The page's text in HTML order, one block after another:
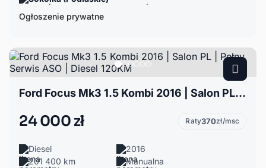
Ogłoszenie prywatne
Ford Focus Mk3 1.5 Kombi 2016 | Salon PL | Pełny Serwis ASO | Diesel 120KM
24 000 zł Raty370zł/msc
Diesel
2016
201 400 km
Manualna